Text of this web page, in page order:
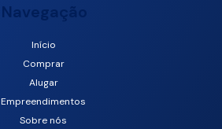
Navegação
Início
Comprar
Alugar
Empreendimentos
Sobre nós